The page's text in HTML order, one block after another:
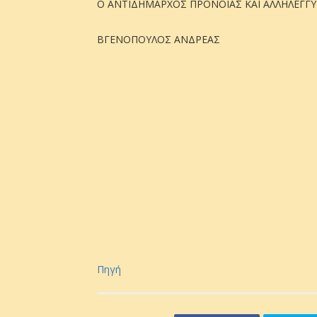
Ο ΑΝΤΙΔΗΜΑΡΧΟΣ ΠΡΟΝΟΙΑΣ ΚΑΙ
ΒΓΕΝΟΠΟΥΛΟΣ ΑΝΔΡΕΑΣ
Πηγή